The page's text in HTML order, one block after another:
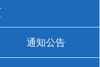
通知公告